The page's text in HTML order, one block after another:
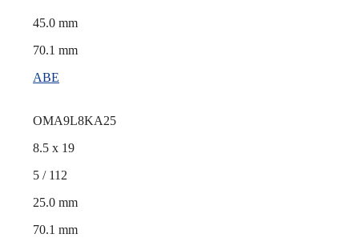
45.0 mm
70.1 mm
ABE
OMA9L8KA25
8.5 x 19
5 / 112
25.0 mm
70.1 mm